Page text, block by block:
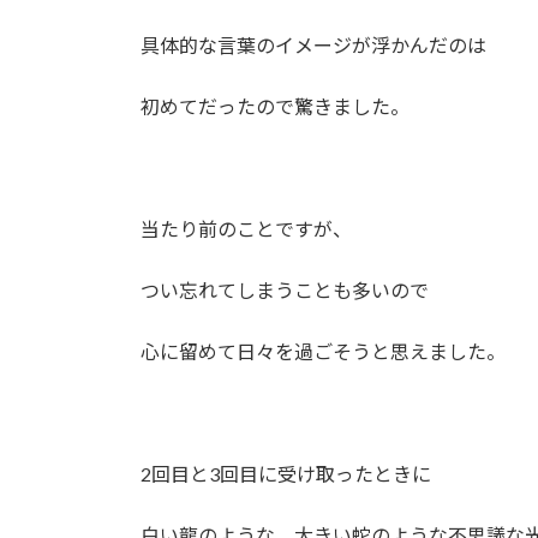
具体的な言葉のイメージが浮かんだのは
初めてだったので驚きました。
当たり前のことですが、
つい忘れてしまうことも多いので
心に留めて日々を過ごそうと思えました。
2回目と3回目に受け取ったときに